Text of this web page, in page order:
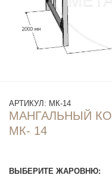
АРТИКУЛ: МК-14
МАНГАЛЬНЫЙ
МК- 14
ВЫБЕРИТЕ ЖАРОВНЮ: